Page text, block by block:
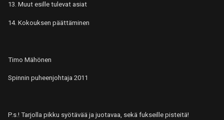
13. Muut esille tulevat asiat
14. Kokouksen päättäminen
Timo Mähönen
Spinnin puheenjohtaja 2011
P.s.! Tarjolla pikku syötävää ja juotavaa, sekä fukseille pisteitä!